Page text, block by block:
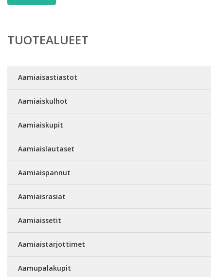
TUOTEALUEET
Aamiaisastiastot
Aamiaiskulhot
Aamiaiskupit
Aamiaislautaset
Aamiaispannut
Aamiaisrasiat
Aamiaissetit
Aamiaistarjottimet
Aamupalakupit